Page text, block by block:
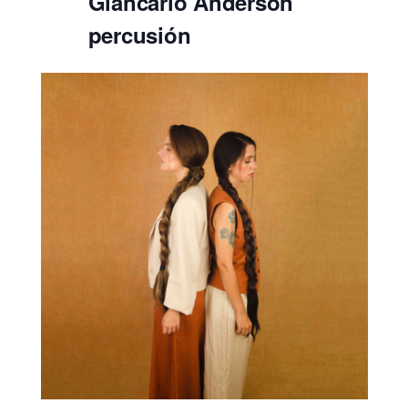
percusión